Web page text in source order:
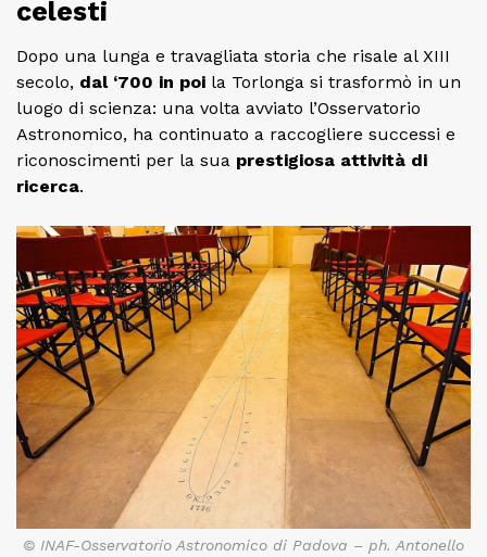
celesti
Dopo una lunga e travagliata storia che risale al XIII
secolo, dal ‘700 in poi la Torlonga si trasformò in un
luogo di scienza: una volta avviato l’Osservatorio
Astronomico, ha continuato a raccogliere successi e
riconoscimenti per la sua prestigiosa attività di
ricerca.
© INAF-Osservatorio Astronomico di Padova – ph. Antonello